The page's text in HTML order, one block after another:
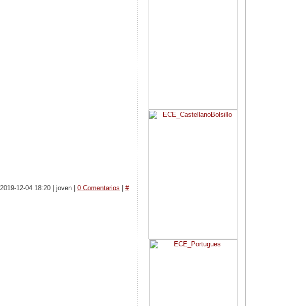
2019-12-04 18:20 | joven | 0 Comentarios #